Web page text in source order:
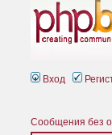
Вход
Сообщения без